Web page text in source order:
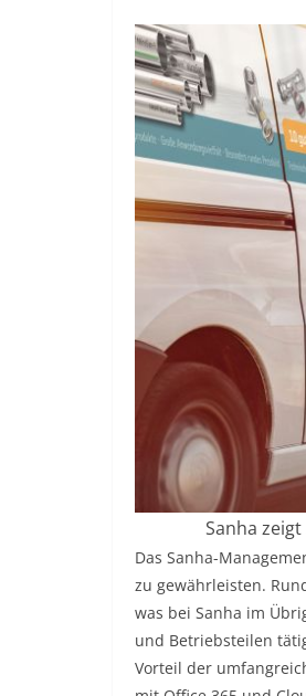
Sanha
Das Sanha-
zu gewährleisten.
was bei Sanha im
und Betriebsteilen
Vorteil der